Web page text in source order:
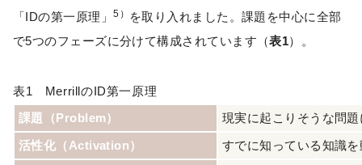
「IDの第一原理」5）
を取り入れました。課題を中心に全部
で5つのフェーズに分けて構成されています（表1）。
表1 MerrillのID第一原理
課題（Problem）
現実に起こりそうな問
活性化（Activation）
すでに知っている知識